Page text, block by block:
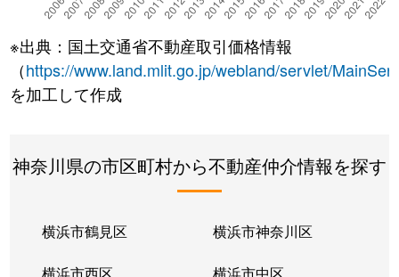
※出典：国土交通省不動産取引価格情報
（https://www.land.mlit.go.jp/webland/servlet/
を加工して作成
神奈川県の市区町村から不動産仲介情報を探す
横浜市鶴見区 横浜市神奈川区